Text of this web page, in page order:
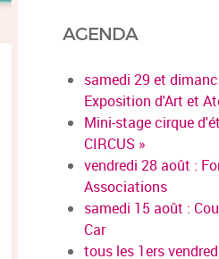
AGENDA
samedi 29 et
Exposition d'Art et
Mini-stage cirque
CIRCUS »
vendredi 28 août :
Associations
samedi 15 août :
Car
tous les 1ers